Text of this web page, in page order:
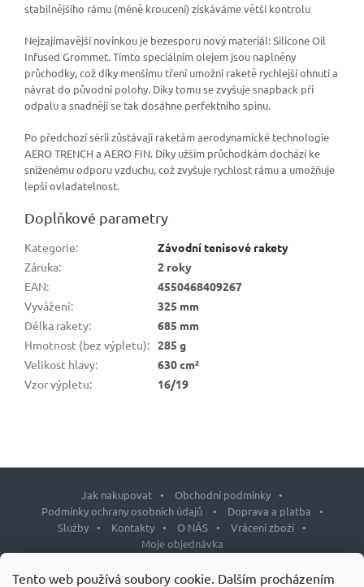
Tento web používá soubory cookie. Dalším procházením
stabilnějšího rámu (méně kroucení) získáváme větší kontrolu
Nejzajímavější novinkou je bezesporu nový materiál: Silicone Oil
Infused Grommet. Tímto speciálním olejem jsou naplněny
průchodky, což díky menšímu tření umožní raketě rychlejší ohnutí a
návrat do původní polohy. Díky tomu se zvyšuje snapback při
odpalu a snadněji se tak dosáhne perfektního spinu.
Po předchozí sérii zůstávají raketám aerodynamické technologie
AERO TRENCH a AERO FIN. Díky užším průchodkám dochází ke
sníženému odporu vzduchu, což zvyšuje rychlost rámu a umožňuje
lepší ovladatelnost.
Doplňkové parametry
Kategorie:
Závodní tenisové rakety
Záruka:
2 roky
EAN:
4550468409267
Vyvážení:
325 mm
Délka rakety:
685 mm
Hmotnost (bez výpletu): 285 g
Velikost hlavy:
630 cm²
Vzor výpletu: 16/19
Jak nakupovat
Obchodní podmínky
Podmínky ochrany osobních údajů
Doprava a platba
Služby
Kontakty O NÁS
Vrácení zboží
Moje objednávka